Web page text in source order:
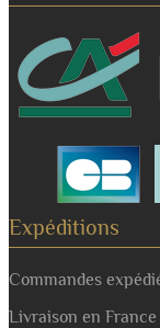
Expéditions
Commandes
Livraison en